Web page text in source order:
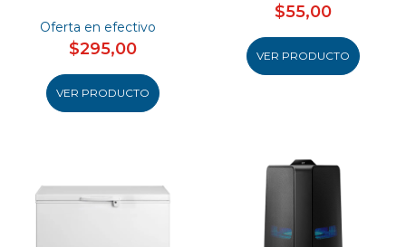
Oferta en efectivo
$295,00
VER PRODUCTO
$55,00
VER PRODUCTO